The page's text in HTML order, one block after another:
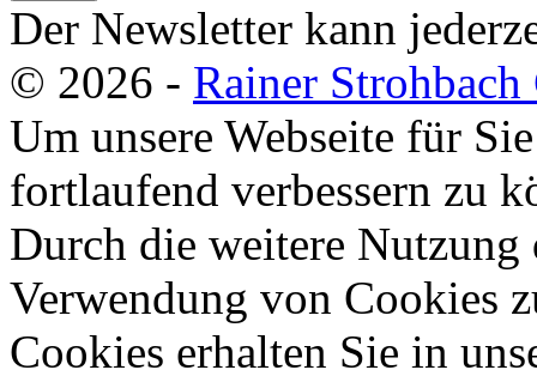
Der Newsletter kann
© 2026 - Rainer
Um unsere Webseite für
fortlaufend verbessern zu
Durch die weitere Nutzung
Verwendung von Cookies
Cookies erhalten Sie in